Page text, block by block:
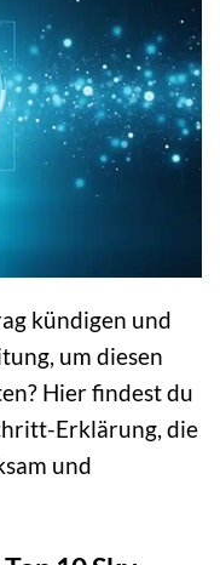
kündigen und
um diesen
Hier findest du
Erklärung, die
und